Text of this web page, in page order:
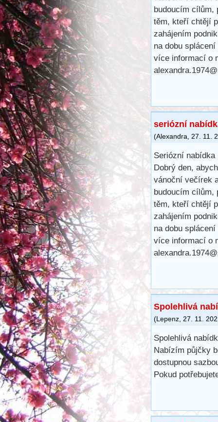
budoucím cílům,
těm, kteří chtějí
zahájením
na dobu
více informací o
seriózní
(Alexandra 27. 11.
Seriózní
Dobrý den,
vánoční večírek
budoucím cílům,
těm, kteří chtějí
zahájením
na dobu
více informací o
Spolehlivá
(Lepenz, 27. 11.
Spolehlivá
Nabízím půjčky
dostupnou
Pokud